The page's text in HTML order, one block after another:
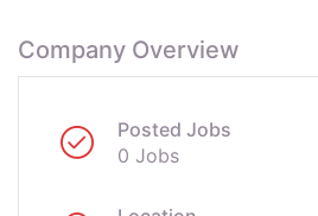
Company Overview
Posted Jobs
0 Jobs